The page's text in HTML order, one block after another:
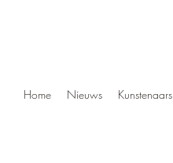
Home Nieuws Kunstenaars